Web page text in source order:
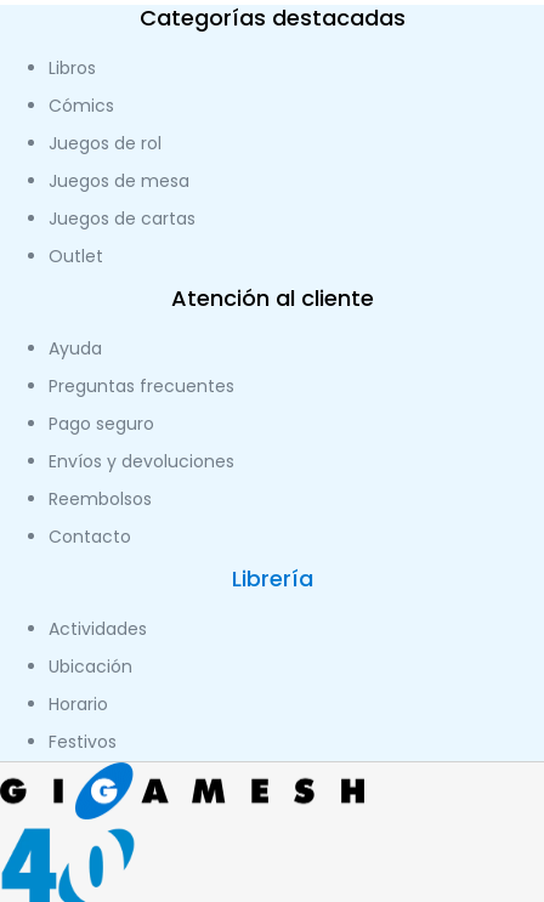
Categorías destacadas
Libros
Cómics
Juegos de rol
Juegos de mesa
Juegos de cartas
Outlet
Atención al cliente
Ayuda
Preguntas frecuentes
Pago seguro
Envíos y devoluciones
Reembolsos
Contacto
Librería
Actividades
Ubicación
Horario
Festivos